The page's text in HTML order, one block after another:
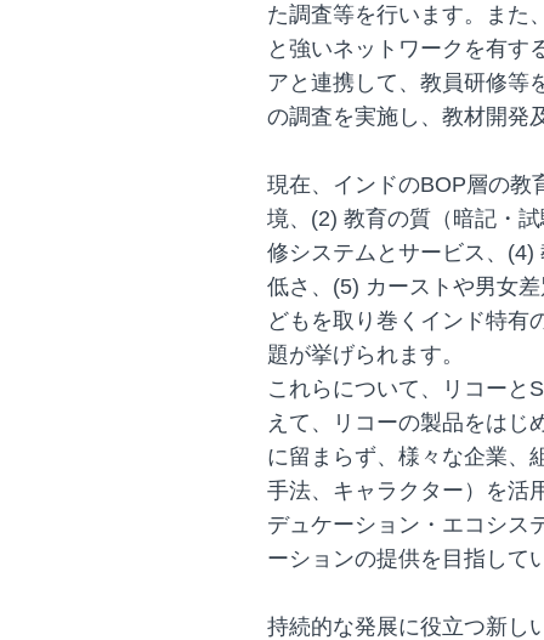
た調査等を行います。また
と強いネットワークを有す
アと連携して、教員研修等
の調査を実施し、教材開発
現在、インドのBOP層の教
境、(2) 教育の質（暗記・
修システムとサービス、
低さ、(5) カーストや男女
どもを取り巻くインド特有
題が挙げられます。
これらについて、リコーと
えて、リコーの製品をはじ
に留まらず、様々な企業、
手法、キャラクター）を活
デュケーション・エコシス
ーションの提供を目指して
持続的な発展に役立つ新し